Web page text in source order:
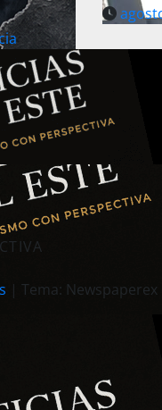
| Tema: Newspaperex